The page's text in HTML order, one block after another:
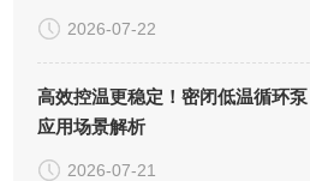
室正式揭牌
2026-07-22
高效控温更稳定！密闭低温循环泵
应用场景解析
2026-07-21